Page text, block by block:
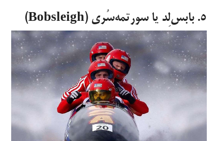
۵. بابس‌لِد یا سورتمه‌سُری (Bobsleigh)